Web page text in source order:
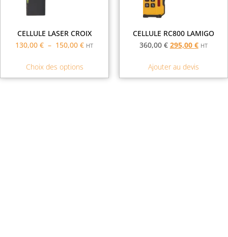
CELLULE LASER CROIX
130,00€ – 150,00€ HT
Choix des options
CELLULE RC800 LAMIGO
360,00 € 295,00 € HT
Ajouter au devis